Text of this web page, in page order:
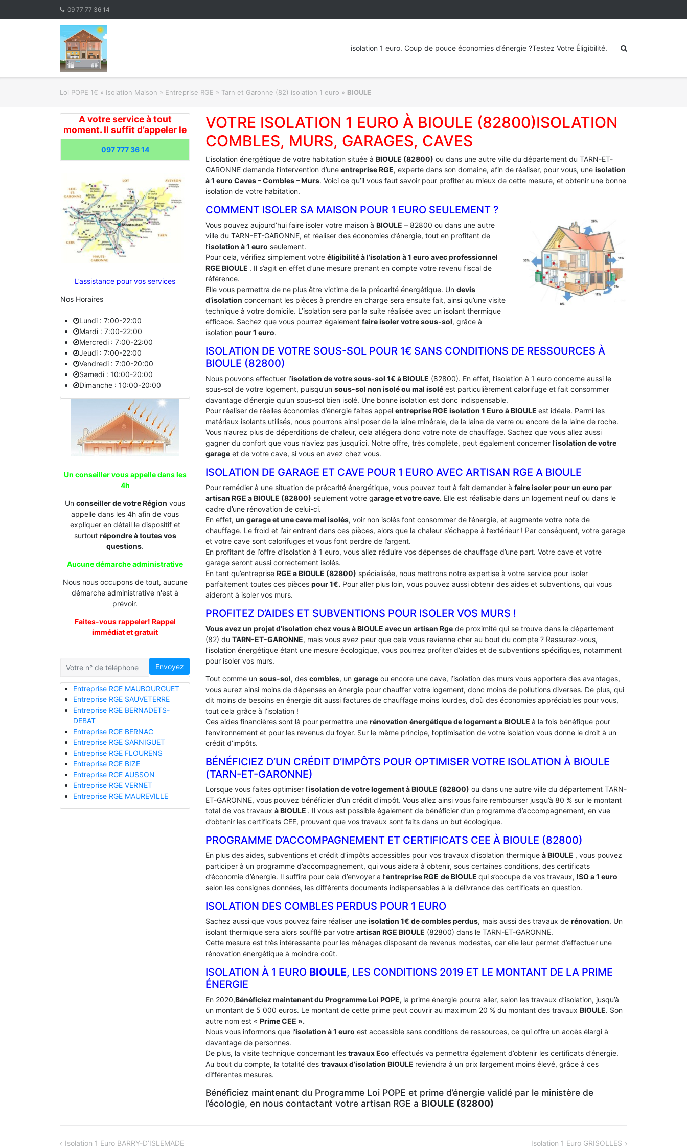
09 77 77 36 14
isolation 1 euro. Coup de pouce économies d’énergie ?Testez Votre Éligibilité.
Loi POPE 1€ » Isolation Maison » Entreprise RGE » Tarn et Garonne (82) isolation 1 euro » BIOULE
A votre service à tout
moment. Il suffit d’appeler le
097 777 36 14
L’assistance pour vos services
Nos Horaires
Lundi : 7:00-22:00
Mardi : 7:00-22:00
Mercredi : 7:00-22:00
Jeudi : 7:00-22:00
Vendredi : 7:00-20:00
Samedi : 10:00-20:00
Dimanche : 10:00-20:00
Un conseiller vous appelle dans les
4h
Un conseiller de votre Région vous
appelle dans les 4h afin de vous
expliquer en détail le dispositif et
surtout répondre à toutes vos
questions.
Aucune démarche administrative
Nous nous occupons de tout, aucune
démarche administrative n'est à
prévoir.
Faites-vous rappeler! Rappel
immédiat et gratuit
Envoyez
Entreprise RGE MAUBOURGUET
Entreprise RGE SAUVETERRE
Entreprise RGE BERNADETS-
DEBAT
Entreprise RGE BERNAC
Entreprise RGE SARNIGUET
Entreprise RGE FLOURENS
Entreprise RGE BIZE
Entreprise RGE AUSSON
Entreprise RGE VERNET
Entreprise RGE MAUREVILLE
VOTRE ISOLATION 1 EURO À BIOULE (82800)ISOLATION
COMBLES, MURS, GARAGES, CAVES
L’isolation énergétique de votre habitation située à BIOULE (82800) ou dans une autre ville du département du TARN-ET-
GARONNE demande l’intervention d’une entreprise RGE, experte dans son domaine, afin de réaliser, pour vous, une isolation
à 1 euro Caves – Combles – Murs. Voici ce qu’il vous faut savoir pour profiter au mieux de cette mesure, et obtenir une bonne
isolation de votre habitation.
COMMENT ISOLER SA MAISON POUR 1 EURO SEULEMENT ?
Vous pouvez aujourd’hui faire isoler votre maison à BIOULE – 82800 ou dans une autre
ville du TARN-ET-GARONNE, et réaliser des économies d’énergie, tout en profitant de
l’isolation à 1 euro seulement.
Pour cela, vérifiez simplement votre éligibilité à l’isolation à 1 euro avec professionnel
RGE BIOULE . Il s’agit en effet d’une mesure prenant en compte votre revenu fiscal de
référence.
Elle vous permettra de ne plus être victime de la précarité énergétique. Un devis
d’isolation concernant les pièces à prendre en charge sera ensuite fait, ainsi qu’une visite
technique à votre domicile. L’isolation sera par la suite réalisée avec un isolant thermique
efficace. Sachez que vous pourrez également faire isoler votre sous-sol, grâce à
isolation pour 1 euro.
ISOLATION DE VOTRE SOUS-SOL POUR 1€ SANS CONDITIONS DE RESSOURCES À
‎BIOULE (82800)
Nous pouvons effectuer l’isolation de votre sous-sol 1€ à BIOULE (82800). En effet, l’isolation à 1 euro concerne aussi le
sous-sol de votre logement, puisqu’un sous-sol non isolé ou mal isolé est particulièrement calorifuge et fait consommer
davantage d’énergie qu’un sous-sol bien isolé. Une bonne isolation est donc indispensable.
Pour réaliser de réelles économies d’énergie faites appel entreprise RGE isolation 1 Euro à BIOULE est idéale. Parmi les
matériaux isolants utilisés, nous pourrons ainsi poser de la laine minérale, de la laine de verre ou encore de la laine de roche.
Vous n’aurez plus de déperditions de chaleur, cela allégera donc votre note de chauffage. Sachez que vous allez aussi
gagner du confort que vous n’aviez pas jusqu’ici. Notre offre, très complète, peut également concerner l’isolation de votre
garage et de votre cave, si vous en avez chez vous.
ISOLATION DE GARAGE ET CAVE POUR 1 EURO AVEC ARTISAN RGE A BIOULE
Pour remédier à une situation de précarité énergétique, vous pouvez tout à fait demander à faire isoler pour un euro par
artisan RGE a BIOULE (82800) seulement votre garage et votre cave. Elle est réalisable dans un logement neuf ou dans le
cadre d’une rénovation de celui-ci.
En effet, un garage et une cave mal isolés, voir non isolés font consommer de l’énergie, et augmente votre note de
chauffage. Le froid et l’air entrent dans ces pièces, alors que la chaleur s’échappe à l’extérieur ! Par conséquent, votre garage
et votre cave sont calorifuges et vous font perdre de l’argent.
En profitant de l’offre d’isolation à 1 euro, vous allez réduire vos dépenses de chauffage d’une part. Votre cave et votre
garage seront aussi correctement isolés.
En tant qu’entreprise RGE a BIOULE (82800) spécialisée, nous mettrons notre expertise à votre service pour isoler
parfaitement toutes ces pièces pour 1€. Pour aller plus loin, vous pouvez aussi obtenir des aides et subventions, qui vous
aideront à isoler vos murs.
PROFITEZ D’AIDES ET SUBVENTIONS POUR ISOLER VOS MURS !
Vous avez un projet d’isolation chez vous à BIOULE avec un artisan Rge de proximité qui se trouve dans le département
(82) du TARN-ET-GARONNE, mais vous avez peur que cela vous revienne cher au bout du compte ? Rassurez-vous,
l’isolation énergétique étant une mesure écologique, vous pourrez profiter d’aides et de subventions spécifiques, notamment
pour isoler vos murs.
Tout comme un sous-sol, des combles, un garage ou encore une cave, l’isolation des murs vous apportera des avantages,
vous aurez ainsi moins de dépenses en énergie pour chauffer votre logement, donc moins de pollutions diverses. De plus, qui
dit moins de besoins en énergie dit aussi factures de chauffage moins lourdes, d’où des économies appréciables pour vous,
tout cela grâce à l’isolation !
Ces aides financières sont là pour permettre une rénovation énergétique de logement aBIOULE à la fois bénéfique pour
l’environnement et pour les revenus du foyer. Sur le même principe, l’optimisation de votre isolation vous donne le droit à un
crédit d’impôts.
BÉNÉFICIEZ D’UN CRÉDIT D’IMPÔTS POUR OPTIMISER VOTRE ISOLATION À ‎BIOULE
(TARN-ET-GARONNE)
Lorsque vous faites optimiser l’isolation de votre logement à BIOULE (82800) ou dans une autre ville du département TARN-
ET-GARONNE, vous pouvez bénéficier d’un crédit d’impôt. Vous allez ainsi vous faire rembourser jusqu’à 80 % sur le montant
total de vos travaux à BIOULE . Il vous est possible également de bénéficier d’un programme d’accompagnement, en vue
d’obtenir les certificats CEE, prouvant que vos travaux sont faits dans un but écologique.
PROGRAMME D’ACCOMPAGNEMENT ET CERTIFICATS CEE À ‎BIOULE (82800)
En plus des aides, subventions et crédit d’impôts accessibles pour vos travaux d’isolation thermique à BIOULE , vous pouvez
participer à un programme d’accompagnement, qui vous aidera à obtenir, sous certaines conditions, des certificats
d’économie d’énergie. Il suffira pour cela d’envoyer a l’entreprise RGE de BIOULE qui s’occupe de vos travaux, ISO a 1 euro
selon les consignes données, les différents documents indispensables à la délivrance des certificats en question.
ISOLATION DES COMBLES PERDUS POUR 1 EURO
Sachez aussi que vous pouvez faire réaliser une isolation 1€ de combles perdus, mais aussi des travaux de rénovation. Un
isolant thermique sera alors soufflé par votre artisan RGE BIOULE (82800) dans le TARN-ET-GARONNE.
Cette mesure est très intéressante pour les ménages disposant de revenus modestes, car elle leur permet d’effectuer une
rénovation énergétique à moindre coût.
ISOLATION À 1 EURO BIOULE, LES CONDITIONS 2019 ET LE MONTANT DE LA PRIME
ÉNERGIE
En 2020,Bénéficiez maintenant du Programme Loi POPE, la prime énergie pourra aller, selon les travaux d’isolation, jusqu’à
un montant de 5 000 euros. Le montant de cette prime peut couvrir au maximum 20 % du montant des travaux BIOULE. Son
autre nom est « Prime CEE ».
Nous vous informons que l‘isolation à 1 euro est accessible sans conditions de ressources, ce qui offre un accès élargi à
davantage de personnes.
De plus, la visite technique concernant les travaux Eco effectués va permettra également d’obtenir les certificats d’énergie.
Au bout du compte, la totalité des travaux d’isolation BIOULE reviendra à un prix largement moins élevé, grâce à ces
différentes mesures.
Bénéficiez maintenant du Programme Loi POPE et prime d’énergie validé par le ministère de
l’écologie, en nous contactant votre artisan RGE a BIOULE (82800)
Isolation 1 Euro BARRY-D’ISLEMADE Isolation 1 Euro GRISOLLES